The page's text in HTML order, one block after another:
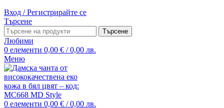
Вход / Регистрирайте се
Търсене
Търсене
Любими
0 елементи 0,00 € / 0,00 лв.
Меню
0 елементи 0,00 € / 0,00 лв.